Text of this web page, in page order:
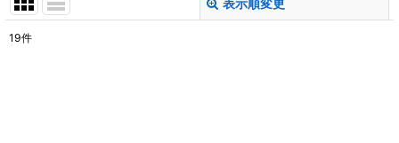
表示順変更
19件